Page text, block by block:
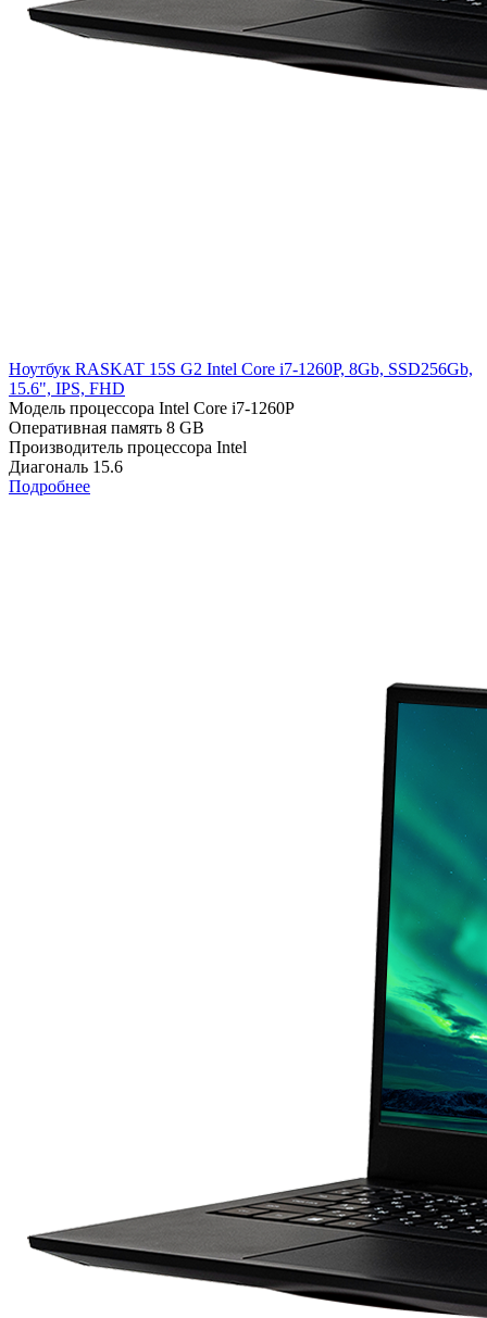
Ноутбук RASKAT 15S G2 Intel Core i7-1260P, 8Gb, SSD256Gb,
15.6", IPS, FHD
Модель процессора Intel Core i7-1260P
Оперативная память 8 GB
Производитель процессора Intel
Диагональ 15.6
Подробнее